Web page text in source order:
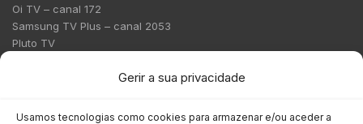
Gerir a sua privacidade
Usamos tecnologias como cookies para armazenar e/ou aceder a
Oi TV – canal 172
Samsung TV Plus – canal 2053
Pluto TV
redacao@bmcnews.com.br